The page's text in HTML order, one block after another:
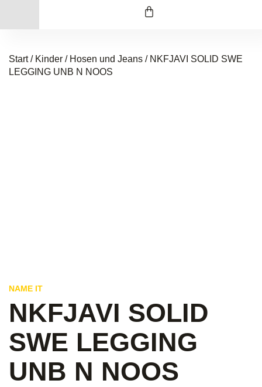
Start/ Kinder / Hosen und Jeans / NKFJAVI SOLID SWE
LEGGING UNB N NOOS
NAME IT
NKFJAVI SOLID
SWE LEGGING
UNB N NOOS